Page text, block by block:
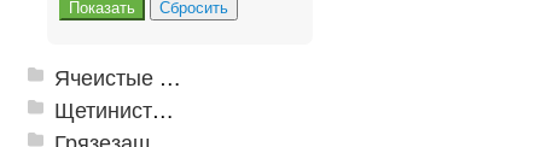
Ячеистые грязезащитные покрытия
Щетинистые покрытия